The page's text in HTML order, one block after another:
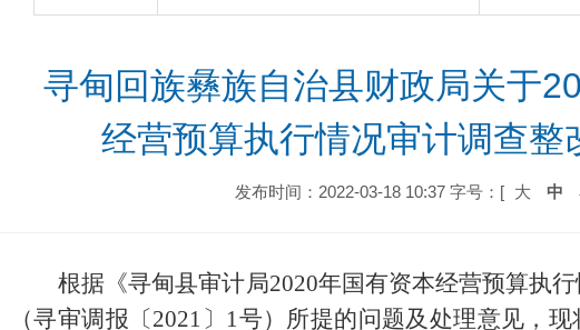
寻甸回族彝族自治县财政局关于
经营预算执行情况审计调查整
发布时间：2022-03-18 10:37 字号：[ 大 中
根据《寻甸县审计局2020年国有资本经营预算执
（寻审调报 〔2021 〕 1号）所提的问题及处理意见，